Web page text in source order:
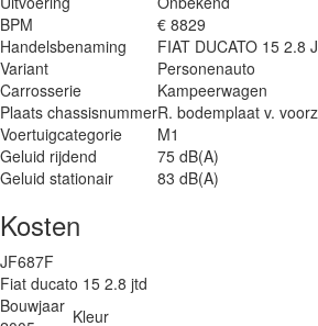
BPM
€ 8829
Handelsbenaming
FIAT DUCATO 15 2.8
Variant
Personenauto
Carrosserie
Kampeerwagen
Plaats chassisnummerR. bodemplaat v.
Voertuigcategorie
M1
Geluid rijdend
75 dB(A)
Geluid stationair
83 dB(A)
Kosten
JF687F
Fiat ducato 15 2.8 jtd
Bouwjaar Kleur